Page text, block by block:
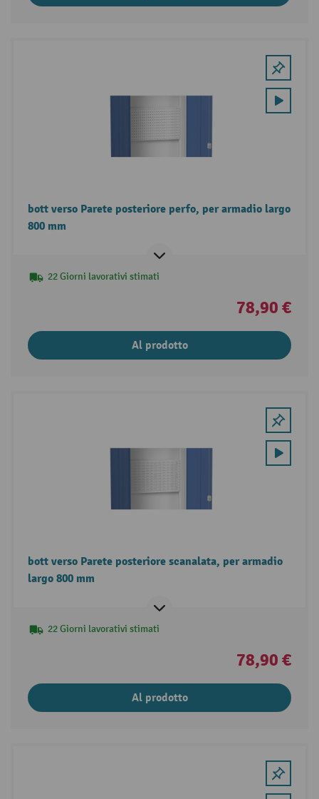
bott verso Parete posteriore perfo, per armadio largo
800 mm
22 Giorni lavorativi stimati
78,90 €
Al prodotto
bott verso Parete posteriore scanalata, per armadio
largo 800 mm
22 Giorni lavorativi stimati
78,90 €
Al prodotto